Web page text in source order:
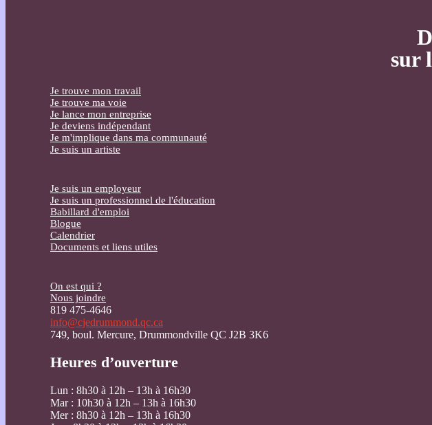
sur
Je trouve mon travail
Je trouve ma voie
Je lance mon entreprise
Je deviens indépendant
Je m'implique dans ma communauté
Je suis un artiste
Je suis un employeur
Je suis un professionnel de l'éducation
Babillard d'emploi
Blogue
Calendrier
Documents et liens utiles
On est qui ?
Nous joindre
819 475-4646
info@cjedrummond.qc.ca
749, boul. Mercure, Drummondville QC J2B 3K6
Heures d’ouverture
Lun : 8h30 à 12h – 13h à 16h30
Mar : 10h30 à 12h – 13h à 16h30
Mer : 8h30 à 12h – 13h à 16h30